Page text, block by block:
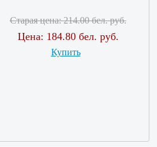
Старая цена:214.00 бел. руб.
Цена: 184.80 бел. руб.
Купить